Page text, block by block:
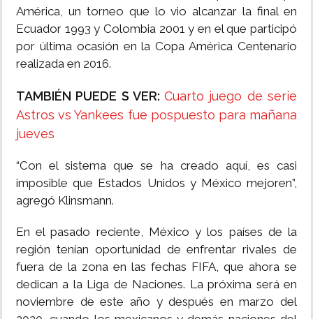
América, un torneo que lo vio alcanzar la final en
Ecuador 1993 y Colombia 2001 y en el que participó
por última ocasión en la Copa América Centenario
realizada en 2016.
TAMBIÉN PUEDE S VER:Cuarto juego de serie
Astros vs Yankees fue pospuesto para mañana
jueves
“Con el sistema que se ha creado aquí, es casi
imposible que Estados Unidos y México mejoren”,
agregó Klinsmann.
En el pasado reciente, México y los países de la
región tenían oportunidad de enfrentar rivales de
fuera de la zona en las fechas FIFA, que ahora se
dedican a la Liga de Naciones. La próxima será en
noviembre de este año y después en marzo del